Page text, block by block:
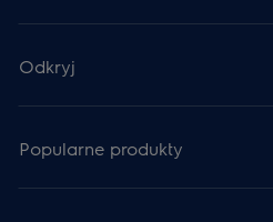
Odkryj
Popularne produkty